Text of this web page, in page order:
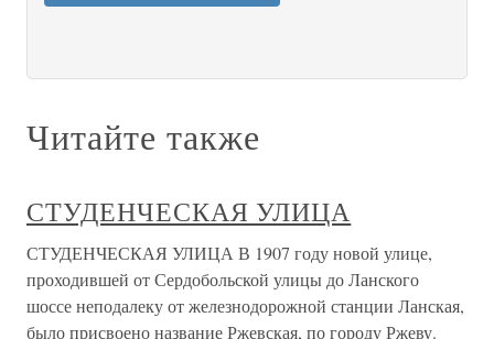
Читайте также
СТУДЕНЧЕСКАЯ УЛИЦА
СТУДЕНЧЕСКАЯ УЛИЦА В 1907 году новой улице,
проходившей от Сердобольской улицы до Ланского
шоссе неподалеку от железнодорожной станции Ланская,
было присвоено название Ржевская, по городу Ржеву.